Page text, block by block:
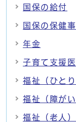
国保の給付
国保の保健
年金
子育て支援
福祉（ひと
福祉（障が
福祉（老人